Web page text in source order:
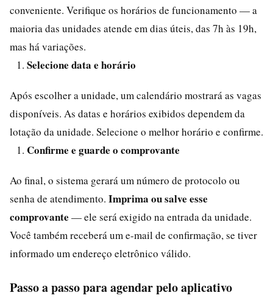
conveniente. Verifique os horários de funcionamento — a
maioria das unidades atende em dias úteis, das 7h às 19h,
mas há variações.
Selecione data e horário
Após escolher a unidade, um calendário mostrará as vagas
disponíveis. As datas e horários exibidos dependem da
lotação da unidade. Selecione o melhor horário e confirme.
Confirme e guarde o comprovante
Ao final, o sistema gerará um número de protocolo ou
senha de atendimento. Imprima ou salve esse
comprovante — ele será exigido na entrada da unidade.
Você também receberá um e-mail de confirmação, se tiver
informado um endereço eletrônico válido.
Passo a passo para agendar pelo aplicativo